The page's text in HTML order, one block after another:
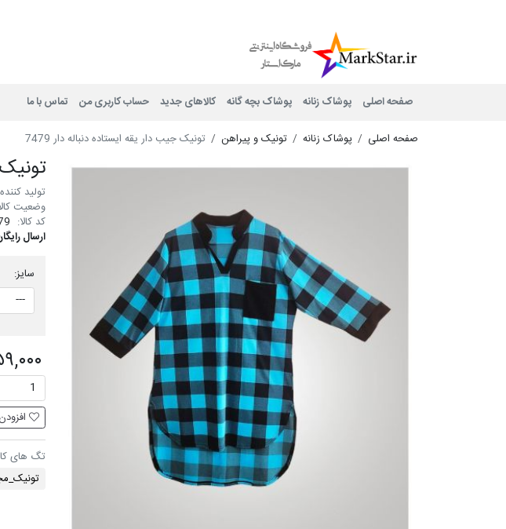
صفحه اصلی پوشاک زنانه پوشاک بچه گانه کالاهای جدید حساب کاربری من تماس با ما
صفحه اصلی پوشاک زنانه تونیک و پیراهن تونیک جیب دار یقه ایستاده دنباله دار 7479
تونیک
تولید
وضعیت
کد کالا:
ارسال
سایز:
۵۵۹,۰۰۰
تگ های